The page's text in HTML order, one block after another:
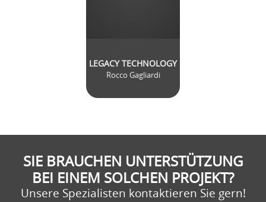
LEGACY TECHNOLOGY
Rocco Gagliardi
SIE BRAUCHEN UNTERSTÜTZUNG
BEI EINEM SOLCHEN PROJEKT?
Unsere Spezialisten kontaktieren Sie gern!